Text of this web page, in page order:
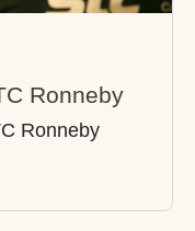
Ronneby
Ronneby